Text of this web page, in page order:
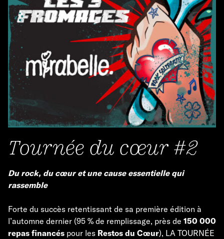
Tournée du cœur #2
Du rock, du cœur et une cause essentielle qui
rassemble
Forte du succès retentissant de sa première édition à
l’automne dernier (95 % de remplissage, près de 150 000
repas financés pour les Restos du Cœur), LA TOURNÉE